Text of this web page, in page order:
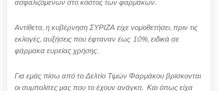
ασφαλιζόμενων στο κόστος των φαρμάκων.
Αντίθετα, η κυβέρνηση ΣΥΡΙΖΑ είχε νομοθετήσει, πριν τις
εκλογές, αυξήσεις που έφταναν έως 10%, ειδικά σε
φάρμακα ευρείας χρήσης.
Για εμάς πίσω από το Δελτίο Τιμών Φαρμάκου βρίσκονται
οι συμπολίτες μας που το έχουν ανάγκη. Και όπως είχα